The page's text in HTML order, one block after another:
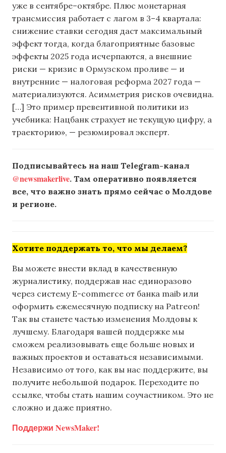
уже в сентябре–октябре. Плюс монетарная
трансмиссия работает с лагом в 3–4 квартала:
снижение ставки сегодня даст максимальный
эффект тогда, когда благоприятные базовые
эффекты 2025 года исчерпаются, а внешние
риски — кризис в Ормузском проливе — и
внутренние — налоговая реформа 2027 года —
материализуются. Асимметрия рисков очевидна.
[…] Это пример превентивной политики из
учебника: Нацбанк страхует не текущую цифру, а
траекторию», — резюмировал эксперт.
Подписывайтесь на наш Telegram-канал
@newsmakerlive. Там оперативно появляется
все, что важно знать прямо сейчас о Молдове
и регионе.
Хотите поддержать то, что мы делаем?
Вы можете внести вклад в качественную
журналистику, поддержав нас единоразово
через систему E-commerce от банка maib или
оформить ежемесячную подписку на Patreon!
Так вы станете частью изменения Молдовы к
лучшему. Благодаря вашей поддержке мы
сможем реализовывать еще больше новых и
важных проектов и оставаться независимыми.
Независимо от того, как вы нас поддержите, вы
получите небольшой подарок. Переходите по
ссылке, чтобы стать нашим соучастником. Это не
сложно и даже приятно.
Поддержи NewsMaker!